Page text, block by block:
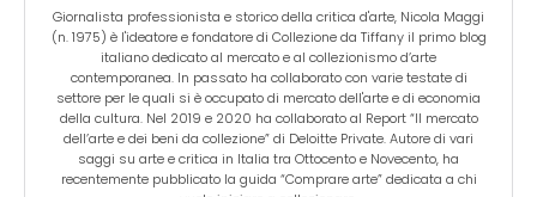
Giornalista professionista e storico della critica d'arte, Nicola Maggi
(n. 1975) è l'ideatore e fondatore di Collezione da Tiffany il primo blog
italiano dedicato al mercato e al collezionismo d’arte
contemporanea. In passato ha collaborato con varie testate di
settore per le quali si è occupato di mercato dell'arte e di economia
della cultura. Nel 2019 e 2020 ha collaborato al Report “Il mercato
dell’arte e dei beni da collezione” di Deloitte Private. Autore di vari
saggi su arte e critica in Italia tra Ottocento e Novecento, ha
recentemente pubblicato la guida “Comprare arte” dedicata a chi